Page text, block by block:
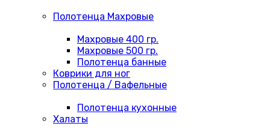
Полотенца Махровые
Махровые 400 гр.
Махровые 500 гр.
Полотенца банные
Коврики для ног
Полотенца / Вафельные
Полотенца кухонные
Халаты